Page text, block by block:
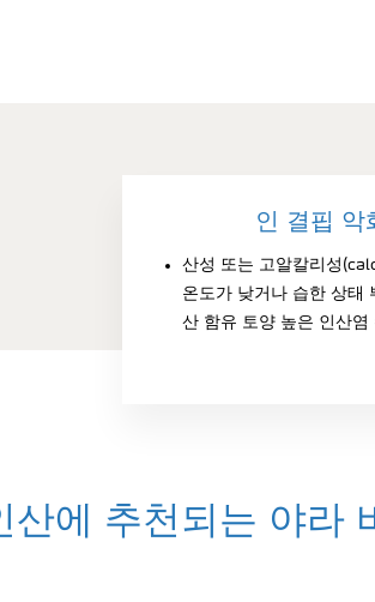
인 결핍 악
산성 또는 고알칼리성
온도가 낮거나 습한 상태
산 함유 토양 높은 인산
산에 추천되는 야라